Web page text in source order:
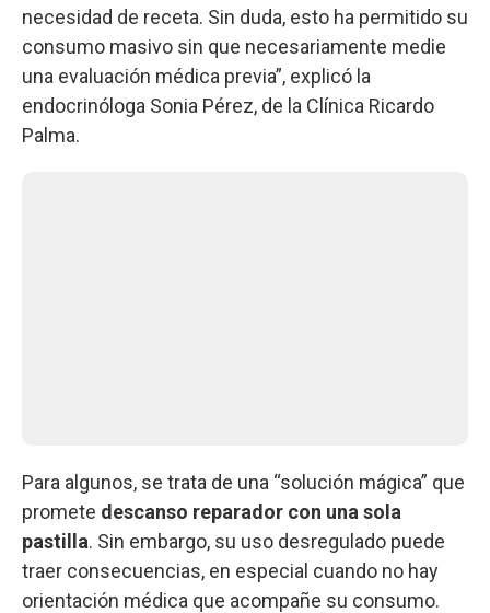
necesidad de receta. Sin duda, esto ha permitido su
consumo masivo sin que necesariamente medie
una evaluación médica previa”, explicó la
endocrinóloga Sonia Pérez, de la Clínica Ricardo
Palma.
Para algunos, se trata de una “solución mágica” que
promete descanso reparador con una sola
pastilla. Sin embargo, su uso desregulado puede
traer consecuencias, en especial cuando no hay
orientación médica que acompañe su consumo.